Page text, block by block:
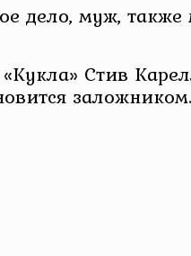
дело, муж,
Стив